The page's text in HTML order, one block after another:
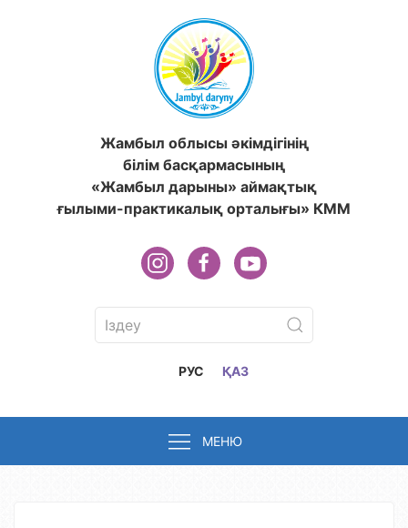
Жамбыл облысы әкімдігінің
білім басқармасының
«Жамбыл дарыны» аймақтық
ғылыми-практикалық орталығы» КММ
РУС ҚАЗ
МЕНЮ